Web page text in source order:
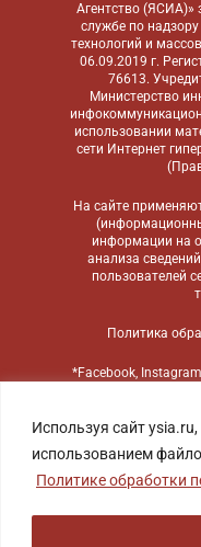
Используя сайт
использованием
Политике обработки
Агентство (ЯСИА)»
службе по
технологий и
06.09.2019 г.
76613.
Министерство
использовании
сети Интернет
(
На сайте
информации на
анализа
пользователей
Политика
*Facebook,